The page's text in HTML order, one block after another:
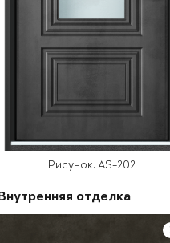
Рисунок: AS-202
отделка